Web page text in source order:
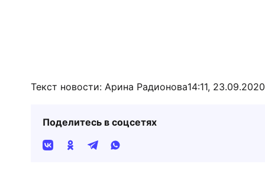
Текст новости: Арина Радионова14:11, 23.09.2020
Поделитесь в соцсетях